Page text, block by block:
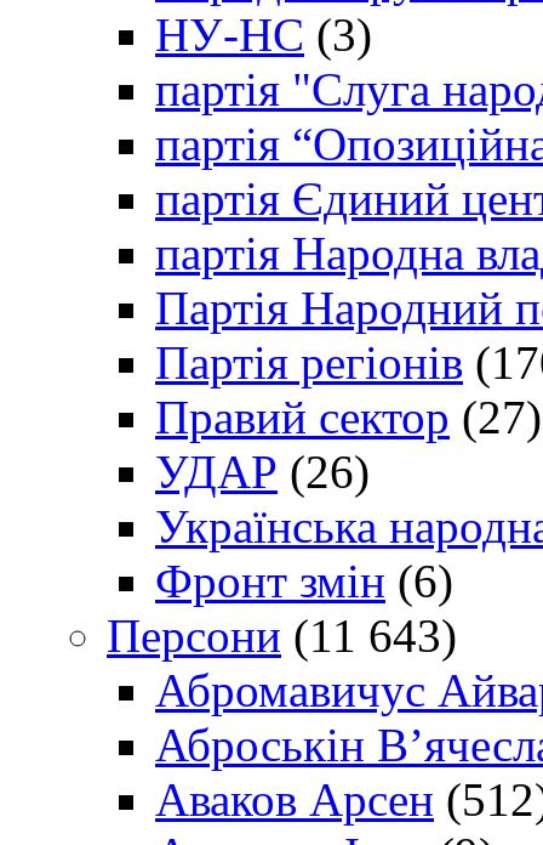
НУ-НС (3)
партія "Слуга
партія
партія Єдиний
партія Народна
Партія Народний
Партія регіонів
Правий сектор (27)
УДАР (26)
Українська
Фронт змін (6)
Персони (11 643)
Абромавичус
Аброськін
Аваков Арсен